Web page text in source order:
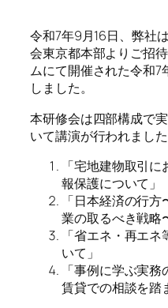
令和7年9月16日、弊社
会東京都本部よりご招
ムにて開催された令和7
しました。
本研修会は四部構成で
いて講演が行われました
「宅地建物取引
報保護について」
「日本経済の行
業の取るべき戦略
「省エネ・再エ
いて」
「事例に学ぶ実
賃貸での相談を踏